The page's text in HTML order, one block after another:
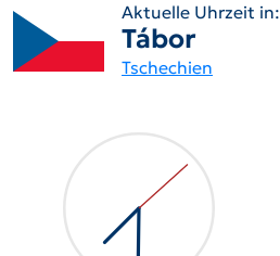
Aktuelle Uhrzeit in:
Tábor
Tschechien